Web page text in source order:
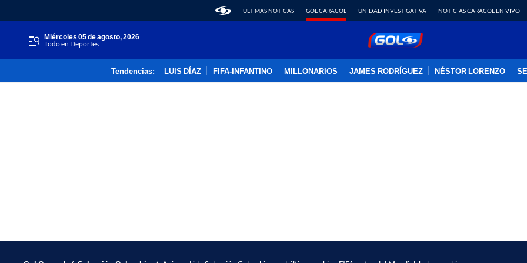
ÚLTIMAS NOTICAS GOL CARACOL UNIDAD INVESTIGATIVA NOTICIAS CARACOL EN VIVO
miércoles 05 de agosto, 2026
Todo en Deportes
Tendencias: LUIS DÍAZ FIFA-INFANTINO MILLONARIOS JAMES RODRÍGUEZ NÉSTOR LORENZO